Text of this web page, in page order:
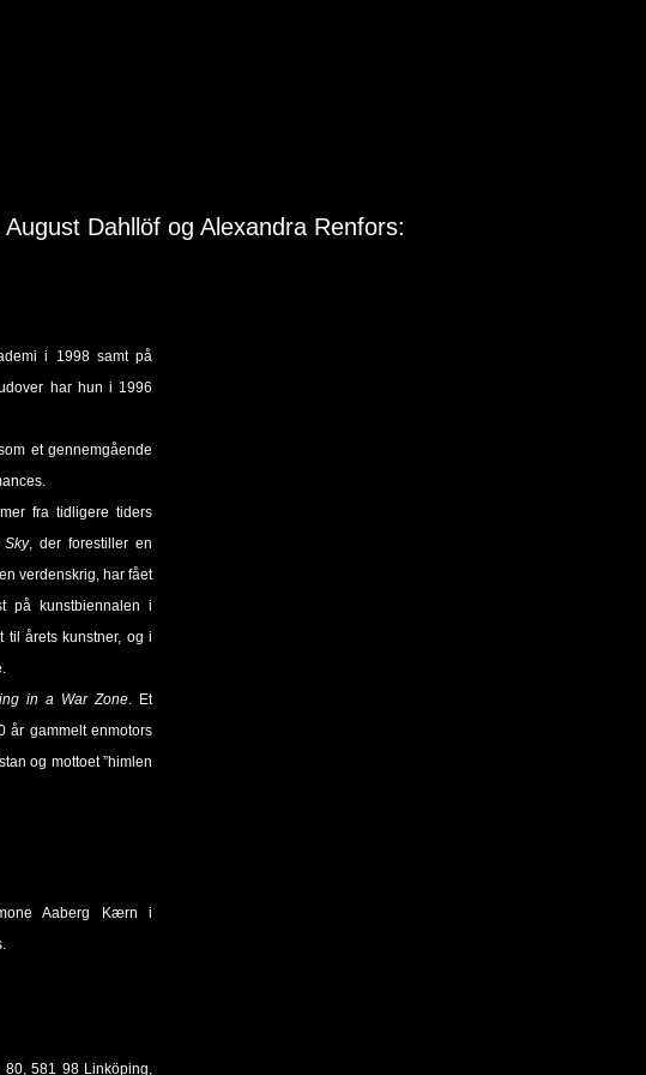
Dahllöf og Alexandra Renfors:
i 1998 samt på
har hun i 1996
et gennemgående
fra tidligere tiders
, der forestiller en
verdenskrig, har fået
på kunstbiennalen i
årets kunstner, og i
in a War Zone. Et
år gammelt enmotors
og mottoet ”himlen
Aaberg Kærn i
80, 581 98 Linköping,